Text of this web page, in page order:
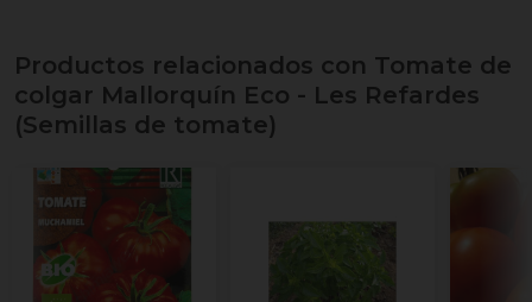
Productos relacionados con Tomate de
colgar Mallorquín Eco - Les Refardes
(Semillas de tomate)